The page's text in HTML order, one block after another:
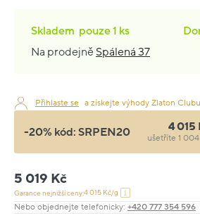
Skladem pouze1 ks
Na prodejně Spálená 37
Přihlaste se a získejte výhody Zlaton Clubu
-20% kód: SRPEN20 4 015
ušetříte 1
5 019 Kč
Garance nejnižší ceny:4 015 Kč/g
Nebo objednejte telefonicky: +420 777 354 596